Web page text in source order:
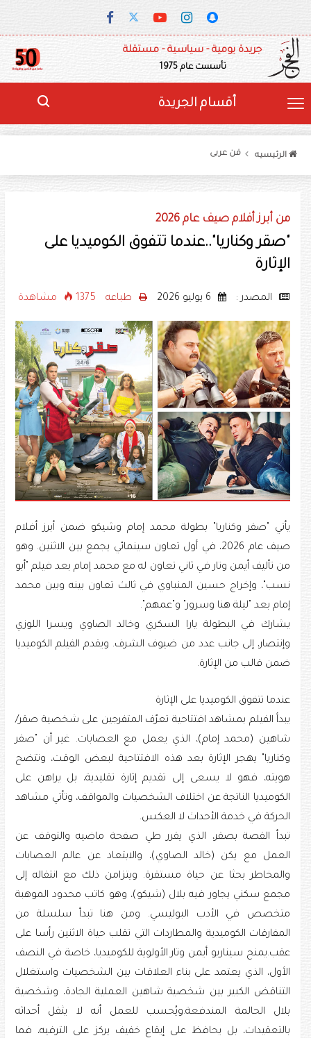
جريدة يومية - سياسية - مستقلة
تأسست عام 1975
أقسام الجريدة
الرئيسيه فن عربى
من أبرز أفلام صيف عام 2026
"صقر وكناريا"..عندما تتفوق الكوميديا على
الإثارة
المصدر : طباعه 1375 مشاهدة
يأتي "صقر وكناريا" بطولة محمد إمام وشيكو ضمن أبرز أفلام
صيف عام 2026، في أول تعاون سينمائي يجمع بين الاثنين. وهو
من تأليف أيمن وتار في ثاني تعاون له مع محمد إمام بعد فيلم "أبو
نسب"، وإخراج حسين المنباوي في ثالث تعاون بينه وبين محمد
إمام بعد "ليلة هنا وسرور" و"عمهم".
يشارك في البطولة يارا السكري وخالد الصاوي ويسرا اللوزي
وإنتصار، إلى جانب عدد من ضيوف الشرف. ويقدم الفيلم الكوميديا
ضمن قالب من الإثارة.
عندما تتفوق الكوميديا على الإثارة
يبدأ الفيلم بمشاهد افتتاحية تعرّف المتفرجين على شخصية صقر/
شاهين (محمد إمام)، الذي يعمل مع العصابات. غير أن "صقر
وكناريا" يهجر الإثارة بعد هذه الافتتاحية لبعض الوقت، وتتضح
هويته، فهو لا يسعى إلى تقديم إثارة تقليدية، بل يراهن على
الكوميديا الناتجة عن اختلاف الشخصيات والمواقف، وتأتي مشاهد
الحركة في خدمة الأحداث لا العكس.
تبدأ القصة بصقر، الذي يقرر طي صفحة ماضيه والتوقف عن
العمل مع يكن (خالد الصاوي)، والابتعاد عن عالم العصابات
والمخاطر بحثا عن حياة مستقرة. ويتزامن ذلك مع انتقاله إلى
مجمع سكني يجاور فيه بلال (شيكو)، وهو كاتب محدود الموهبة
متخصص في الأدب البوليسي. ومن هنا تبدأ سلسلة من
المفارقات الكوميدية والمطاردات التي تقلب حياة الاثنين رأسا على
عقب.يمنح سيناريو أيمن وتار الأولوية للكوميديا، خاصة في النصف
الأول، الذي يعتمد على بناء العلاقات بين الشخصيات واستغلال
التناقض الكبير بين شخصية شاهين العملية الجادة، وشخصية
بلال الحالمة المندفعة.ويُحسب للعمل أنه لا يثقل أحداثه
بالتعقيدات، بل يحافظ على إيقاع خفيف يركز على الترفيه، فما